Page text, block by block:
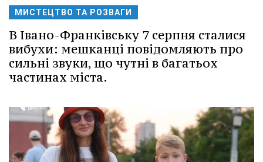
МИСТЕЦТВО ТА РОЗВАГИ
В Івано-Франківську 7 серпня сталися
вибухи: мешканці повідомляють про
сильні звуки, що чутні в багатьох
частинах міста.